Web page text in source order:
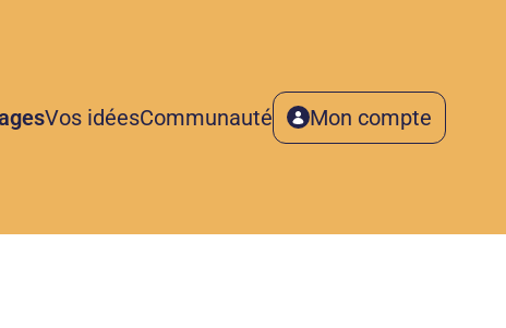
Vos idéesCommunauté Mon compte